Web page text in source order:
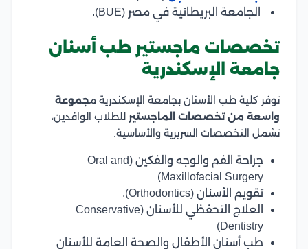
الجامعة البريطانية في مصر (BUE).
تخصصات ماجستير طب أسنان
جامعة الإسكندرية
توفر كلية طب الأسنان بجامعة الإسكندرية مجموعة
واسعة من تخصصات الماجستير للطلاب الوافدين،
تشمل التخصصات السريرية والأساسية.
جراحة الفم والوجه والفكين (Oral and
Maxillofacial Surgery)
تقويم الأسنان (Orthodontics).
العلاج التحفظي للأسنان (Conservative
Dentistry)
طب أسنان الأطفال والصحة العامة للأسنان